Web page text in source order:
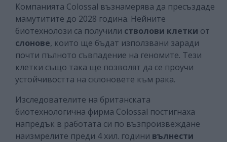
Компанията Colossal възнамерява да пресъздаде
мамутитите до 2028 година. Нейните
биотехнолози са получили стволови клетки от
слонове, които ще бъдат използвани заради
почти пълното съвпадение на геномите. Тези
клетки също така ще позволят да се проучи
устойчивостта на склоновете към рака.
Изследователите на британската
биотехнологична фирма Colossal постигнаха
напредък в работата си по възпроизвеждане
наизмрелите преди 4 хил. години вълнести